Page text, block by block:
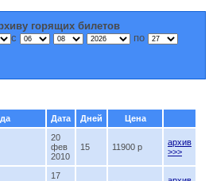
горящих билетов
с
по
Дата Дней Цена
20
фев
2010
15 11900 p
архив
>>>
17